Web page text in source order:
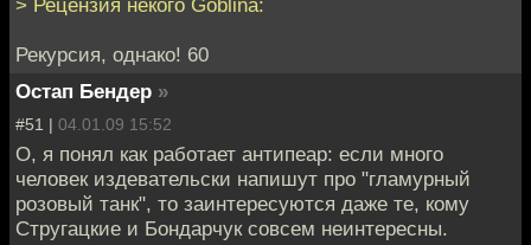
Рекурсия, однако! 60
Остап Бендер »
#51 | 04.01.09 15:52
О, я понял как работает антипеар: если много
человек издевательски напишут про "гламурный
розовый танк", то заинтересуются даже те, кому
Стругацкие и Бондарчук совсем неинтересны.